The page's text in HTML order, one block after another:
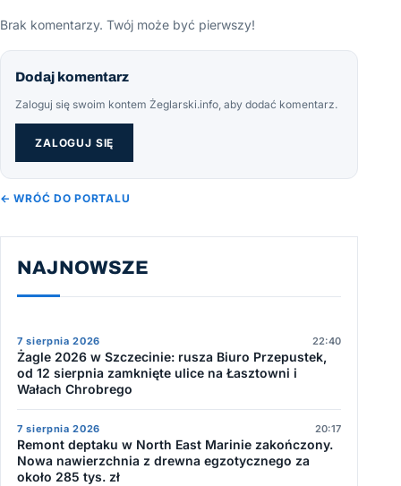
Brak komentarzy. Twój może być pierwszy!
Dodaj komentarz
Zaloguj się swoim kontem Żeglarski.info, aby dodać komentarz.
ZALOGUJ SIĘ
← WRÓĆ DO PORTALU
NAJNOWSZE
7 sierpnia 2026 22:40
Żagle 2026 w Szczecinie: rusza Biuro Przepustek,
od 12 sierpnia zamknięte ulice na Łasztowni i
Wałach Chrobrego
7 sierpnia 2026 20:17
Remont deptaku w North East Marinie zakończony.
Nowa nawierzchnia z drewna egzotycznego za
około 285 tys. zł